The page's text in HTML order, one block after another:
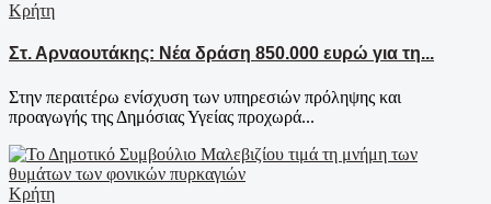
Κρήτη
Στ. Αρναουτάκης: Νέα δράση 850.000 ευρώ για τη...
Στην περαιτέρω ενίσχυση των υπηρεσιών πρόληψης και
προαγωγής της Δημόσιας Υγείας προχωρά...
Κρήτη